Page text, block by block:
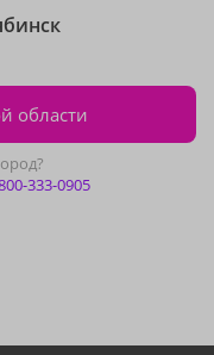
области
333-0905